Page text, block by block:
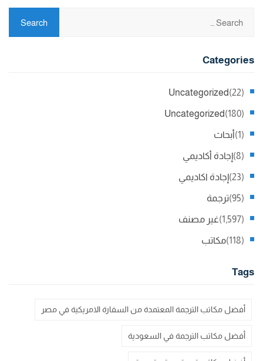
Categories
Uncategorized (22)
Uncategorized (180)
أبحاث (1)
إجادة أكاديمي (8)
إجادة اكاديمي (23)
ترجمة (95)
غير مصنف (1,597)
مكاتب (118)
Tags
أفضل مكاتب الترجمة المعتمدة من السفارة الامريكية في مصر
أفضل مكاتب الترجمة في السعودية